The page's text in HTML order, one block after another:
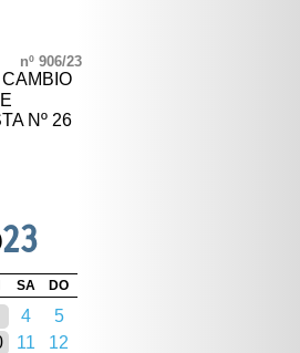
nº 906/23
Nº 26
23
SA DO
4
5
11
12